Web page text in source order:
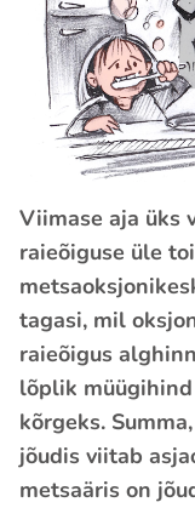
Viimase aja üks
raieõiguse üle
tagasi, mil
raieõigus
lõplik
kõrgeks.
jõudis viitab
metsaäris on